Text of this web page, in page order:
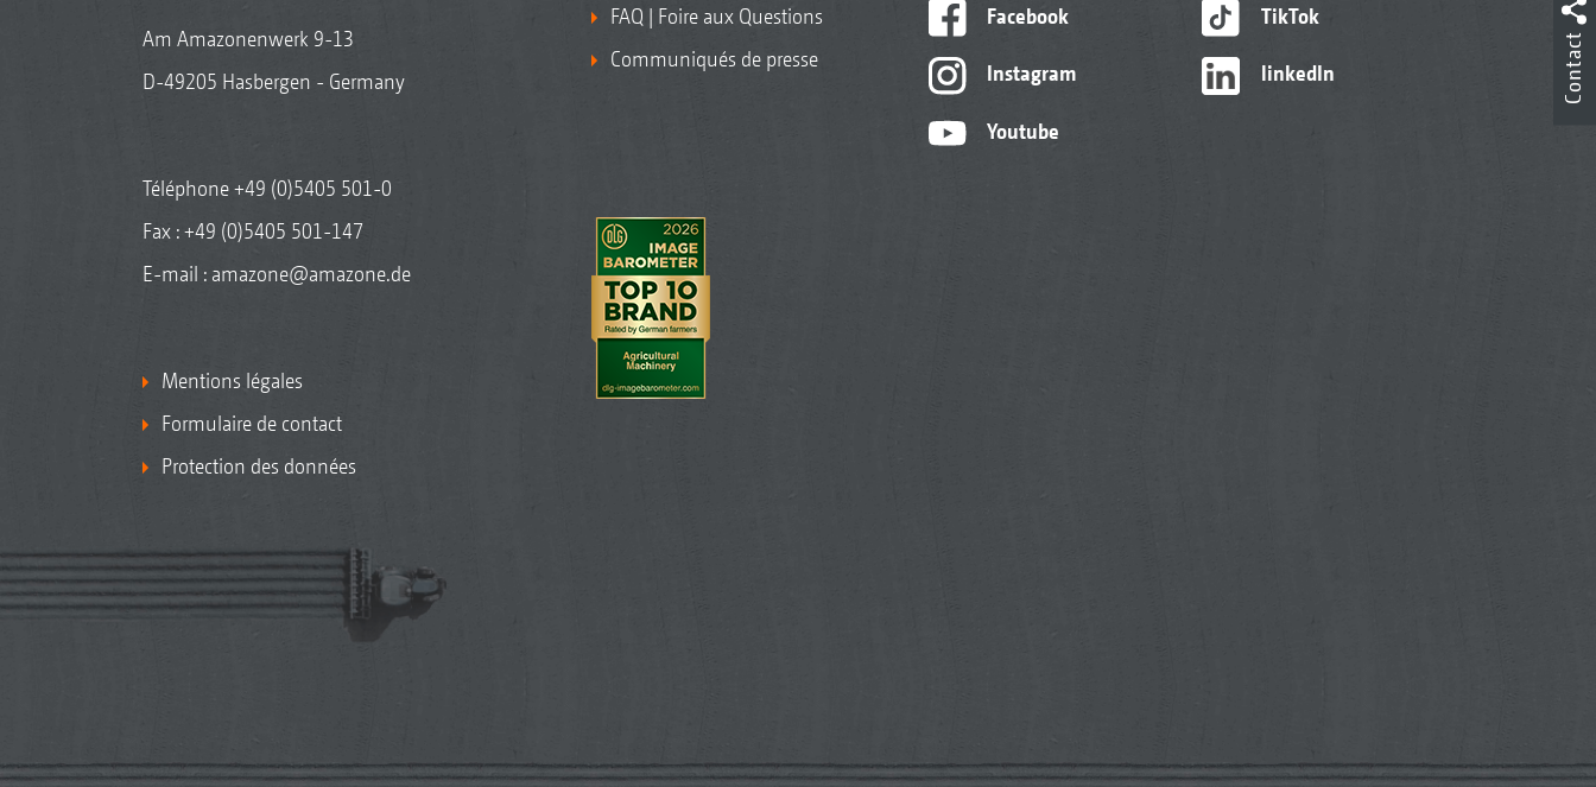
Am Amazonenwerk 9-13
D-49205 Hasbergen - Germany
Téléphone+49 (0)5405 501-0
Fax : +49 (0)5405 501-147
E-mail : amazone@amazone.de
Mentions légales
Formulaire de contact
Protection des données
FAQ | Foire aux Questions
Communiqués de presse
Facebook
Instagram
Youtube
TikTok
linkedIn Contact